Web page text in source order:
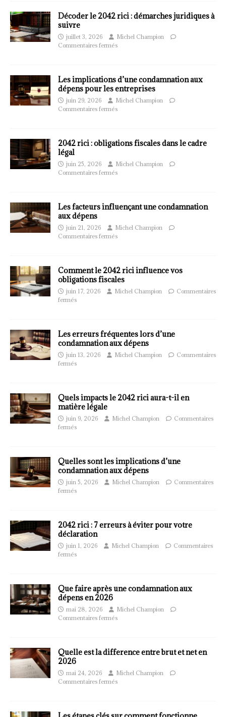
Décoder le 2042 rici : démarches juridiques à
suivre
juillet 3, 2026
Michel Champion
Commentaires fermés
Les implications d’une condamnation aux
dépens pour les entreprises
juin 29, 2026
Michel Champion
Commentaires fermés
2042 rici : obligations fiscales dans le cadre
légal
juin 25, 2026
Michel Champion
Commentaires fermés
Les facteurs influençant une condamnation
aux dépens
juin 21, 2026
Michel Champion
Commentaires fermés
Comment le 2042 rici influence vos
obligations fiscales
juin 17, 2026 Michel Champion
Commentaires
fermés
Les erreurs fréquentes lors d’une
condamnation aux dépens
juin 13, 2026 Michel Champion
Commentaires
fermés
Quels impacts le 2042 rici aura-t-il en
matière légale
juin 9, 2026 Michel Champion
Commentaires
fermés
Quelles sont les implications d’une
condamnation aux dépens
juin 5, 2026 Michel Champion
Commentaires
fermés
2042 rici : 7 erreurs à éviter pour votre
déclaration
juin 1, 2026 Michel Champion
Commentaires
fermés
Que faire après une condamnation aux
dépens en 2026
mai 28, 2026
Michel Champion
Commentaires fermés
Quelle est la difference entre brut et net en
2026
mai 24, 2026
Michel Champion
Commentaires fermés